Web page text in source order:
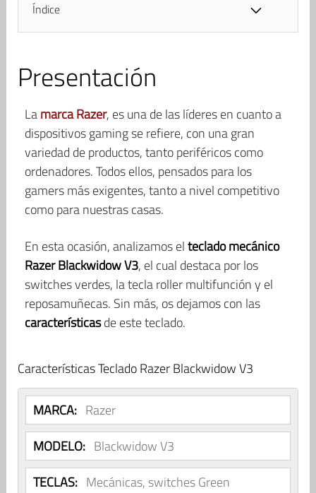
Índice
Presentación
Lamarca Razer, es una de las líderes en cuanto a
dispositivos gaming se refiere, con una gran
variedad de productos, tanto periféricos como
ordenadores. Todos ellos, pensados para los
gamers más exigentes, tanto a nivel competitivo
como para nuestras casas.
En esta ocasión, analizamos elteclado mecánico
Razer Blackwidow V3, el cual destaca por los
switches verdes, la tecla roller multifunción y el
reposamuñecas. Sin más, os dejamos con las
característicasde este teclado.
Características Teclado Razer Blackwidow V3
MARCA: Razer
MODELO: Blackwidow V3
TECLAS: Mecánicas, switches Green